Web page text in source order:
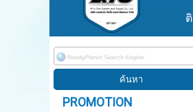
PROMOTION